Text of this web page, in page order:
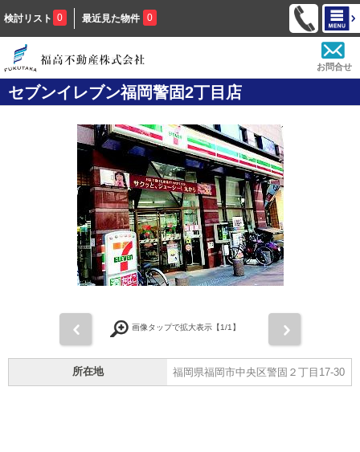
検討リスト 0 最近見た物件 0
お問合せ
セブンイレブン福岡警固2丁目店
画像タップで拡大表示【1/1】
所在地 福岡県福岡市中央区警固２丁目17-30